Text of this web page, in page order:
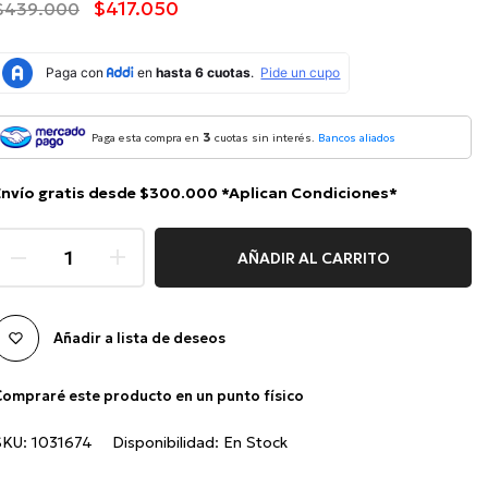
$417.050
Paga esta compra en 3 cuotas sin interés. Bancos aliados
gratis desde $300.000 *Aplican Condiciones*
AÑADIR AL CARRITO
Añadir a lista de deseos
este producto en un punto físico
1031674 Disponibilidad: En Stock